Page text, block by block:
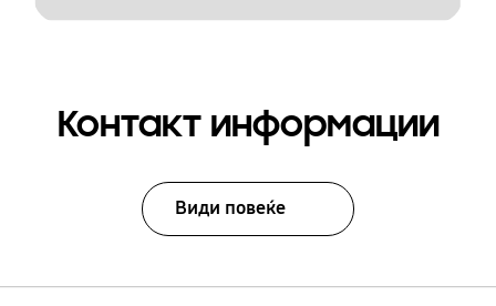
Контакт информации
Види повеќе